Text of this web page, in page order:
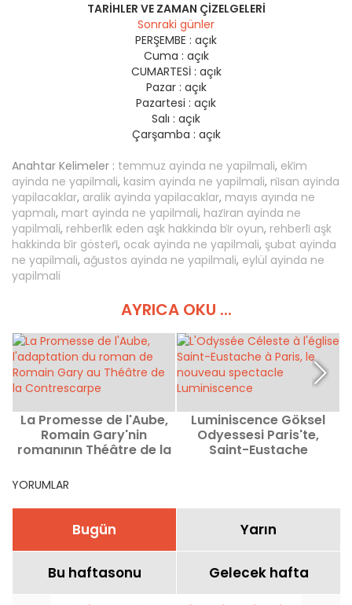
TARIHLER VE ZAMAN ÇIZELGELERI
Sonraki günler
PERŞEMBE : açık
Cuma : açık
CUMARTESİ : açık
Pazar : açık
Pazartesi : açık
Salı : açık
Çarşamba : açık
Anahtar Kelimeler : temmuz ayinda ne yapilmali, eki̇m
ayinda ne yapilmali, kasim ayinda ne yapilmali, ni̇san ayinda
yapilacaklar, aralik ayinda yapilacaklar, mayıs ayında ne
yapmalı, mart ayinda ne yapilmali, hazi̇ran ayinda ne
yapilmali, rehberli̇k eden aşk hakkinda bi̇r oyun, rehberli̇ aşk
hakkinda bi̇r gösteri̇, ocak ayinda ne yapilmali, şubat ayinda
ne yapilmali, ağustos ayinda ne yapilmali, eylül ayinda ne
yapilmali
AYRICA OKU ...
La Promesse de l'Aube,
Romain Gary'nin
romanının Théâtre de la
uyarlaması
Luminiscence Göksel
Odyessesi Paris'te,
Saint-Eustache
YORUMLAR
Bugün Yarın
Bu haftasonu Gelecek hafta